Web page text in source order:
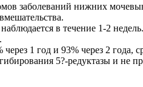
заболеваний нижних
в течение 1-2
1 год и 93% через 2 года,
5?-редуктазы и не